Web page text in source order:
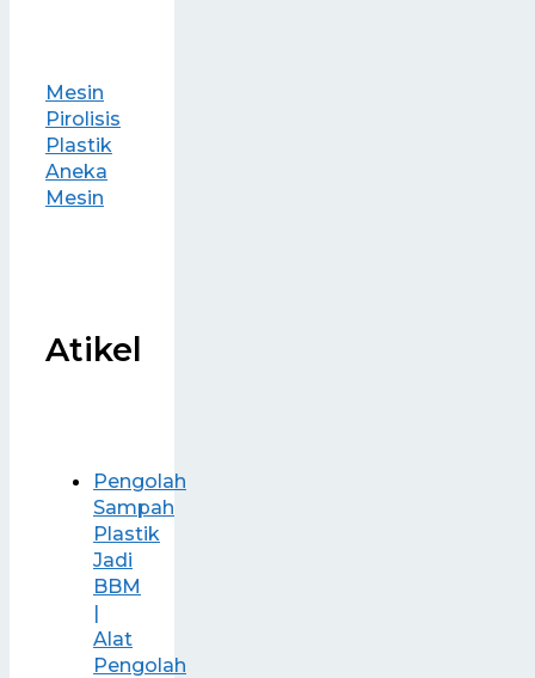
Mesin
Pirolisis
Plastik
Aneka
Mesin
Atikel
Pengolah
Sampah
Plastik
Jadi
BBM
|
Alat
Pengolah